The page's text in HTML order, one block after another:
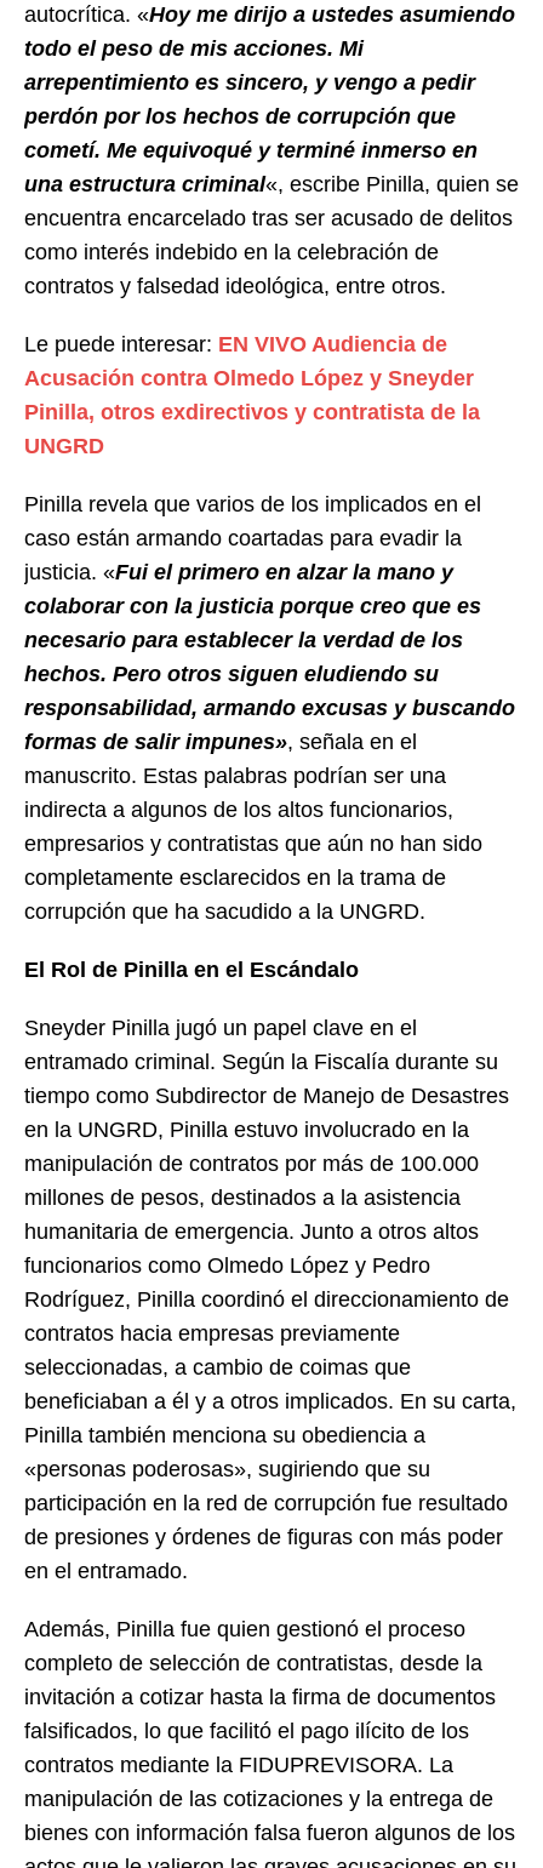
autocrítica. «Hoy me dirijo a ustedes asumiendo
todo el peso de mis acciones. Mi
arrepentimiento es sincero, y vengo a pedir
perdón por los hechos de corrupción que
cometí. Me equivoqué y terminé inmerso en
una estructura criminal«, escribe Pinilla, quien se
encuentra encarcelado tras ser acusado de delitos
como interés indebido en la celebración de
contratos y falsedad ideológica, entre otros.
Le puede interesar: EN VIVO Audiencia de
Acusación contra Olmedo López y Sneyder
Pinilla, otros exdirectivos y contratista de la
UNGRD
Pinilla revela que varios de los implicados en el
caso están armando coartadas para evadir la
justicia. «Fui el primero en alzar la mano y
colaborar con la justicia porque creo que es
necesario para establecer la verdad de los
hechos. Pero otros siguen eludiendo su
responsabilidad, armando excusas y buscando
formas de salir impunes», señala en el
manuscrito. Estas palabras podrían ser una
indirecta a algunos de los altos funcionarios,
empresarios y contratistas que aún no han sido
completamente esclarecidos en la trama de
corrupción que ha sacudido a la UNGRD.
El Rol de Pinilla en el Escándalo
Sneyder Pinilla jugó un papel clave en el
entramado criminal. Según la Fiscalía durante su
tiempo como Subdirector de Manejo de Desastres
en la UNGRD, Pinilla estuvo involucrado en la
manipulación de contratos por más de 100.000
millones de pesos, destinados a la asistencia
humanitaria de emergencia. Junto a otros altos
funcionarios como Olmedo López y Pedro
Rodríguez, Pinilla coordinó el direccionamiento de
contratos hacia empresas previamente
seleccionadas, a cambio de coimas que
beneficiaban a él y a otros implicados. En su carta,
Pinilla también menciona su obediencia a
«personas poderosas», sugiriendo que su
participación en la red de corrupción fue resultado
de presiones y órdenes de figuras con más poder
en el entramado.
Además, Pinilla fue quien gestionó el proceso
completo de selección de contratistas, desde la
invitación a cotizar hasta la firma de documentos
falsificados, lo que facilitó el pago ilícito de los
contratos mediante la FIDUPREVISORA. La
manipulación de las cotizaciones y la entrega de
bienes con información falsa fueron algunos de los